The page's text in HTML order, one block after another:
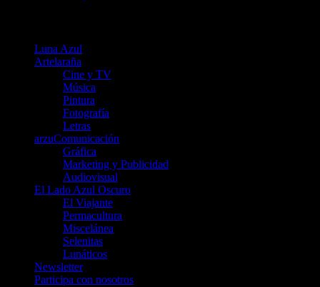
Luna Azul
Artelaraña
Cine y TV
Música
Pintura
Fotografía
Letras
arzuComunicación
Gráfica
Marketing y Publicidad
Audiovisual
El Lado Azul Oscuro
El Viajante
Permacultura
Miscelánea
Selenitas
Lunáticos
Newsletter
Participa con nosotros